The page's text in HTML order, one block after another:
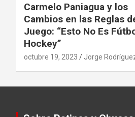
Carmelo Paniagua y los
Cambios en las Reglas
Juego: “Esto No Es
Hockey”
octubre 19, 2023 Jorge